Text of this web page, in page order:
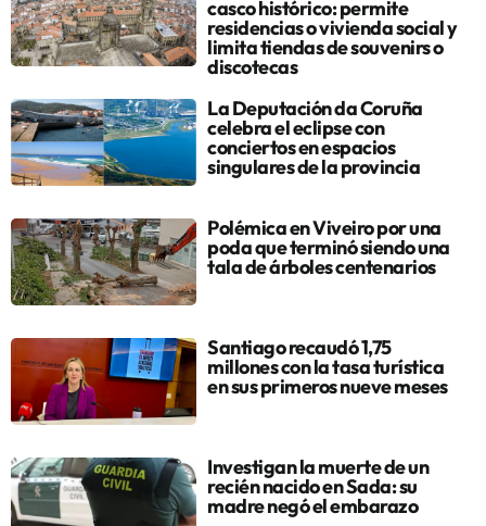
casco histórico: permite
residencias o vivienda social y
limita tiendas de souvenirs o
discotecas
La Deputación da Coruña
celebra el eclipse con
conciertos en espacios
singulares de la provincia
Polémica en Viveiro por una
poda que terminó siendo una
tala de árboles centenarios
Santiago recaudó 1,75
millones con la tasa turística
en sus primeros nueve meses
Investigan la muerte de un
recién nacido en Sada: su
madre negó el embarazo